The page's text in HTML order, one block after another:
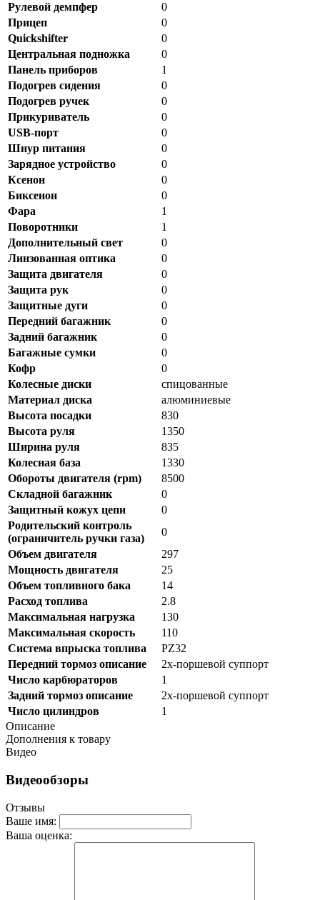
Рулевой демпфер
0
Прицеп
0
Quickshifter
0
Центральная подножка
0
Панель приборов
1
Подогрев сидения
0
Подогрев ручек
0
Прикуриватель
0
USB-порт
0
Шнур питания
0
Зарядное устройство
0
Ксенон
0
Биксенон
0
Фара
1
Поворотники
1
Дополнительный свет
0
Линзованная оптика
0
Защита двигателя
0
Защита рук
0
Защитные дуги
0
Передний багажник
0
Задний багажник
0
Багажные сумки
0
Кофр
0
Колесные диски
спицованные
Материал диска
алюминиевые
Высота посадки
830
Высота руля
1350
Ширина руля
835
Колесная база
1330
Обороты двигателя (rpm)
8500
Складной багажник
0
Защитный кожух цепи
0
Родительский контроль
(ограничитель ручки газа)
0
Объем двигателя
297
Мощность двигателя
25
Объем топливного бака
14
Расход топлива
2.8
Максимальная нагрузка
130
Максимальная скорость
110
Система впрыска топлива
PZ32
Передний тормоз описание
2х-поршевой суппорт
Число карбюраторов
1
Задний тормоз описание
2х-поршевой суппорт
Число цилиндров
1
Описание
Дополнения к товару
Видео
Видеообзоры
Отзывы
Ваше имя:
Ваша оценка: